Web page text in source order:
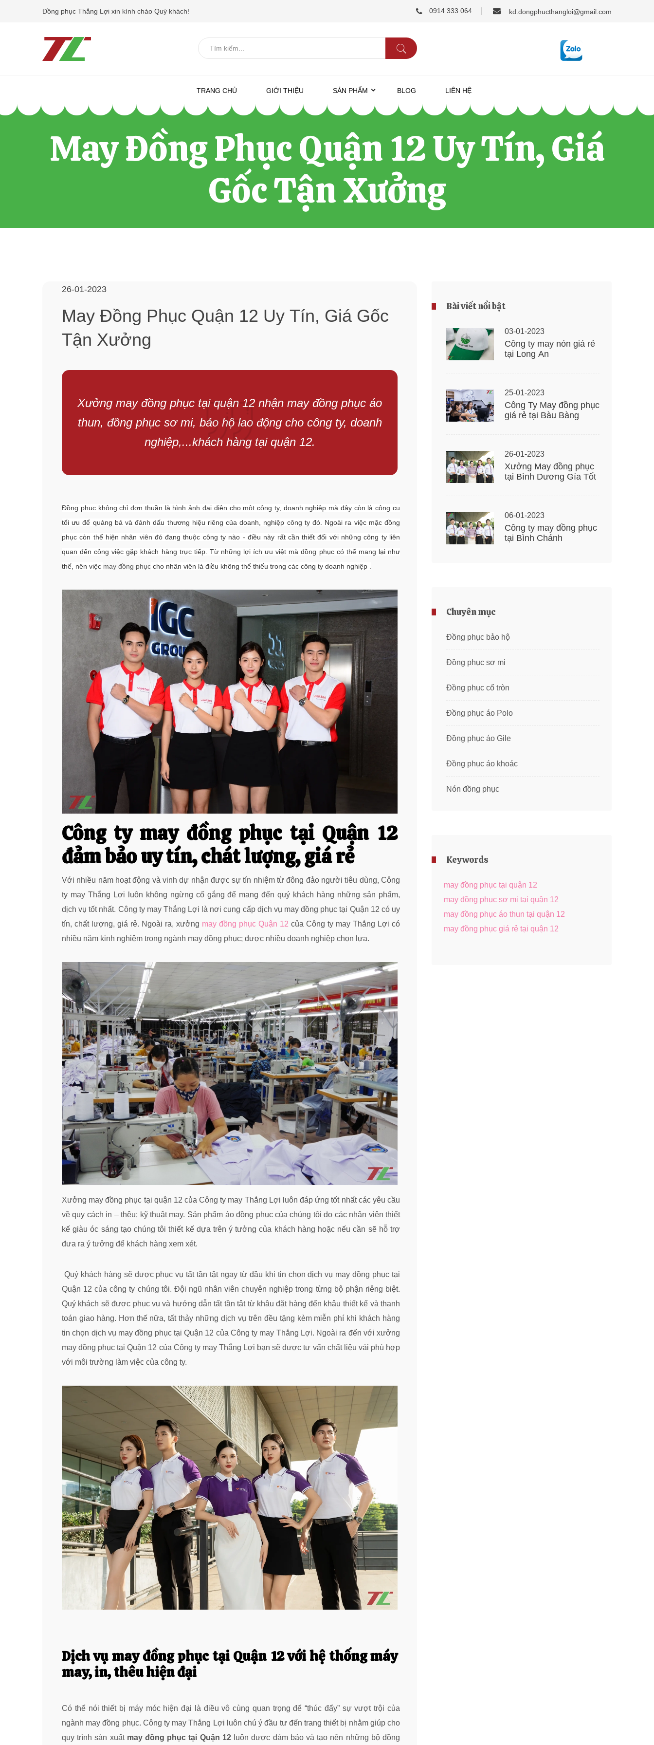
Đồng phục Thắng Lợi xin kính chào Quý khách! 0914 333 064 kd.dongphucthangloi@gmail.com
T
k
ế
.
.
TRANG CHỦ GIỚI THIỆU SẢN PHẨM BLOG LIÊN HỆ
May Đồng Phục Quận 12 Uy Tín, Giá
Gốc Tận Xưởng
26-01-2023
May Đồng Phục Quận 12 Uy Tín, Giá Gốc
Tận Xưởng
Xưởng may đồng phục tại quận 12 nhận may đồng phục áo
thun, đồng phục sơ mi, bảo hộ lao động cho công ty, doanh
nghiệp,...khách hàng tại quận 12.
Đồng phục không chỉ đơn thuần là hình ảnh đại diện cho một công ty, doanh nghiệp mà đây còn là công cụ
tối ưu để quảng bá và đánh dấu thương hiệu riêng của doanh, nghiệp công ty đó. Ngoài ra việc mặc đồng
phục còn thể hiện nhân viên đó đang thuộc công ty nào - điều này rất cần thiết đối với những công ty liên
quan đến công việc gặp khách hàng trực tiếp. Từ những lợi ích ưu việt mà đồng phục có thể mang lại như
thế, nên việc may đồng phục cho nhân viên là điều không thể thiếu trong các công ty doanh nghiệp .
Công ty may đồng phục tại Quận 12
đảm bảo uy tín, chát lượng, giá rẻ
Với nhiều năm hoạt động và vinh dự nhận được sự tín nhiệm từ đông đảo người tiêu dùng, Công
ty may Thắng Lợi luôn không ngừng cố gắng để mang đến quý khách hàng những sản phẩm,
dịch vụ tốt nhất. Công ty may Thắng Lợi là nơi cung cấp dịch vụ may đồng phục tại Quận 12 có uy
tín, chất lượng, giá rẻ. Ngoài ra, xưởng may đồng phục Quận 12 của Công ty may Thắng Lợi có
nhiều năm kinh nghiệm trong ngành may đồng phục; được nhiều doanh nghiệp chọn lựa.
Xưởng may đồng phục tại quận 12 của Công ty may Thắng Lợi luôn đáp ứng tốt nhất các yêu cầu
về quy cách in – thêu; kỹ thuật may. Sản phẩm áo đồng phục của chúng tôi do các nhân viên thiết
kế giàu óc sáng tạo chúng tôi thiết kế dựa trên ý tưởng của khách hàng hoặc nếu cần sẽ hỗ trợ
đưa ra ý tưởng để khách hàng xem xét.
Quý khách hàng sẽ được phục vụ tất tần tật ngay từ đầu khi tin chọn dịch vụ may đồng phục tại
Quận 12 của công ty chúng tôi. Đội ngũ nhân viên chuyên nghiệp trong từng bộ phận riêng biệt.
Quý khách sẽ được phục vụ và hướng dẫn tất tần tật từ khâu đặt hàng đến khâu thiết kế và thanh
toán giao hàng. Hơn thế nữa, tất thảy những dịch vụ trên đều tặng kèm miễn phí khi khách hàng
tin chọn dịch vụ may đồng phục tại Quận 12 của Công ty may Thắng Lợi. Ngoài ra đến với xưởng
may đồng phục tại Quận 12 của Công ty may Thắng Lợi bạn sẽ được tư vấn chất liệu vải phù hợp
với môi trường làm việc của công ty.
Dịch vụ may đồng phục tại Quận 12 với hệ thống máy
may, in, thêu hiện đại
Có thể nói thiết bị máy móc hiện đại là điều vô cùng quan trọng để “thúc đẩy” sự vượt trội của
ngành may đồng phục. Công ty may Thắng Lợi luôn chú ý đầu tư đến trang thiết bị nhằm giúp cho
quy trình sản xuất may đồng phục tại Quận 12luôn được đảm bảo và tạo nên những bộ đồng
Bài viết nổi bật
03-01-2023
Công ty may nón giá rẻ
tại Long An
25-01-2023
Công Ty May đồng phục
giá rẻ tại Bàu Bàng
26-01-2023
Xưởng May đồng phục
tại Bình Dương Gía Tốt
06-01-2023
Công ty may đồng phục
tại Bình Chánh
Chuyên mục
Đồng phục bảo hộ
Đồng phục sơ mi
Đồng phục cổ tròn
Đồng phục áo Polo
Đồng phục áo Gile
Đồng phục áo khoác
Nón đồng phục
Keywords
may đồng phục tại quận 12
may đồng phục sơ mi tại quận 12
may đồng phục áo thun tại quận 12
may đồng phục giá rẻ tại quận 12